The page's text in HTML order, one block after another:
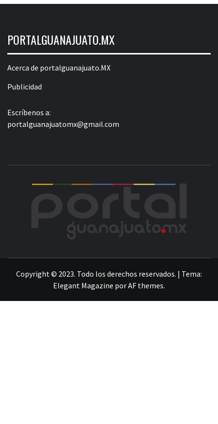
PORTALGUANAJUATO.MX
Acerca de portalguanajuato.MX
Publicidad
Escríbenos a:
portalguanajuatomx@gmail.com
Copyright © 2023. Todo los derechos reservados. | Tema:
Elegant Magazine porAF themes.